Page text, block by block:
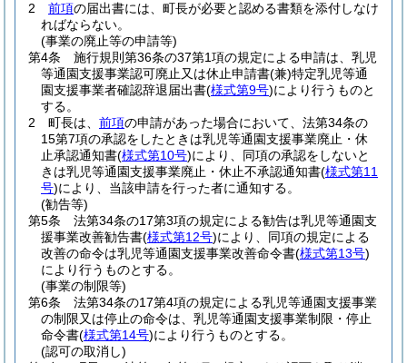
2
前項の届出書には、町長が必要と認める書類を添付しなけ
ればならない。
(事業の廃止等の申請等)
第4条
施行規則第36条の37第1項の規定による申請は、乳児
等通園支援事業認可廃止又は休止申請書(兼)特定乳児等通
園支援事業者確認辞退届出書(様式第9号)により行うものと
する。
2
町長は、 前項の申請があった場合において、法第34条の
15第7項の承認をしたときは乳児等通園支援事業廃止・休
止承認通知書(様式第10号)により、同項の承認をしないと
きは乳児等通園支援事業廃止・休止不承認通知書(様式第11
号)により、当該申請を行った者に通知する。
(勧告等)
第5条
法第34条の17第3項の規定による勧告は乳児等通園支
援事業改善勧告書(様式第12号)により、同項の規定による
改善の命令は乳児等通園支援事業改善命令書(様式第13号)
により行うものとする。
(事業の制限等)
第6条
法第34条の17第4項の規定による乳児等通園支援事業
の制限又は停止の命令は、乳児等通園支援事業制限・停止
命令書(様式第14号)により行うものとする。
(認可の取消し)